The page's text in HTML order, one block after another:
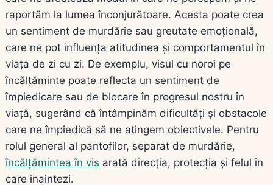
raportăm la lumea înconjurătoare. Acesta poate crea
un sentiment de murdărie sau greutate emoțională,
care ne pot influența atitudinea și comportamentul în
viața de zi cu zi. De exemplu, visul cu noroi pe
încălțăminte poate reflecta un sentiment de
împiedicare sau de blocare în progresul nostru în
viață, sugerând că întâmpinăm dificultăți și obstacole
care ne împiedică să ne atingem obiectivele. Pentru
rolul general al pantofilor, separat de murdărie,
încălțămintea în vis arată direcția, protecția și felul în
care înaintezi.